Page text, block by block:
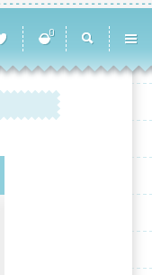
0